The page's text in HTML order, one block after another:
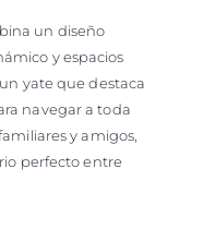
un diseño
y espacios
yate que destaca
navegar a toda
y amigos,
perfecto entre